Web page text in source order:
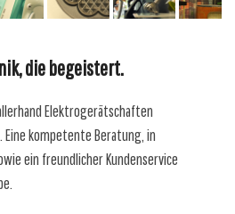
die begeistert.
Elektrogerätschaften
kompetente Beratung, in
ein freundlicher Kundenservice